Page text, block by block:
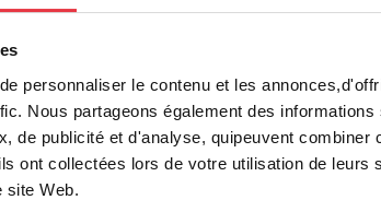
personnaliser le contenu et les
Nous partageons également des
de publicité et d'analyse, quipeuvent
ont collectées lors de votre utilisation de
site Web.